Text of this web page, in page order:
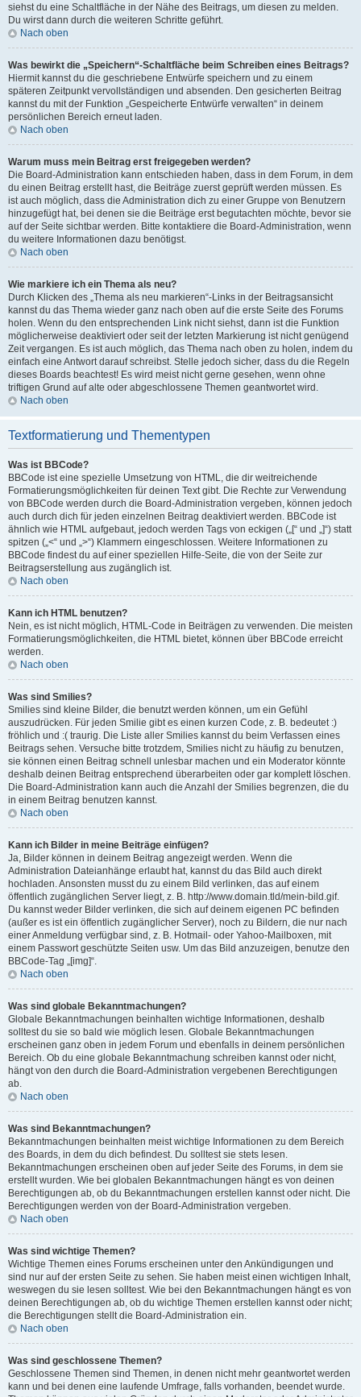
siehst du eine Schaltfläche in der Nähe des Beitrags, um diesen zu melden.
Du wirst dann durch die weiteren Schritte geführt.
Nach oben
Was bewirkt die „Speichern“-Schaltfläche beim Schreiben eines Beitrags?
Hiermit kannst du die geschriebene Entwürfe speichern und zu einem
späteren Zeitpunkt vervollständigen und absenden. Den gesicherten Beitrag
kannst du mit der Funktion „Gespeicherte Entwürfe verwalten“ in deinem
persönlichen Bereich erneut laden.
Nach oben
Warum muss mein Beitrag erst freigegeben werden?
Die Board-Administration kann entschieden haben, dass in dem Forum, in dem
du einen Beitrag erstellt hast, die Beiträge zuerst geprüft werden müssen. Es
ist auch möglich, dass die Administration dich zu einer Gruppe von Benutzern
hinzugefügt hat, bei denen sie die Beiträge erst begutachten möchte, bevor sie
auf der Seite sichtbar werden. Bitte kontaktiere die Board-Administration, wenn
du weitere Informationen dazu benötigst.
Nach oben
Wie markiere ich ein Thema als neu?
Durch Klicken des „Thema als neu markieren“-Links in der Beitragsansicht
kannst du das Thema wieder ganz nach oben auf die erste Seite des Forums
holen. Wenn du den entsprechenden Link nicht siehst, dann ist die Funktion
möglicherweise deaktiviert oder seit der letzten Markierung ist nicht genügend
Zeit vergangen. Es ist auch möglich, das Thema nach oben zu holen, indem du
einfach eine Antwort darauf schreibst. Stelle jedoch sicher, dass du die Regeln
dieses Boards beachtest! Es wird meist nicht gerne gesehen, wenn ohne
triftigen Grund auf alte oder abgeschlossene Themen geantwortet wird.
Nach oben
Textformatierung und Thementypen
Was ist BBCode?
BBCode ist eine spezielle Umsetzung von HTML, die dir weitreichende
Formatierungsmöglichkeiten für deinen Text gibt. Die Rechte zur Verwendung
von BBCode werden durch die Board-Administration vergeben, können jedoch
auch durch dich für jeden einzelnen Beitrag deaktiviert werden. BBCode ist
ähnlich wie HTML aufgebaut, jedoch werden Tags von eckigen („[“ und „]“) statt
spitzen („<“ und „>“) Klammern eingeschlossen. Weitere Informationen zu
BBCode findest du auf einer speziellen Hilfe-Seite, die von der Seite zur
Beitragserstellung aus zugänglich ist.
Nach oben
Kann ich HTML benutzen?
Nein, es ist nicht möglich, HTML-Code in Beiträgen zu verwenden. Die meisten
Formatierungsmöglichkeiten, die HTML bietet, können über BBCode erreicht
werden.
Nach oben
Was sind Smilies?
Smilies sind kleine Bilder, die benutzt werden können, um ein Gefühl
auszudrücken. Für jeden Smilie gibt es einen kurzen Code, z. B. bedeutet :)
fröhlich und :( traurig. Die Liste aller Smilies kannst du beim Verfassen eines
Beitrags sehen. Versuche bitte trotzdem, Smilies nicht zu häufig zu benutzen,
sie können einen Beitrag schnell unlesbar machen und ein Moderator könnte
deshalb deinen Beitrag entsprechend überarbeiten oder gar komplett löschen.
Die Board-Administration kann auch die Anzahl der Smilies begrenzen, die du
in einem Beitrag benutzen kannst.
Nach oben
Kann ich Bilder in meine Beiträge einfügen?
Ja, Bilder können in deinem Beitrag angezeigt werden. Wenn die
Administration Dateianhänge erlaubt hat, kannst du das Bild auch direkt
hochladen. Ansonsten musst du zu einem Bild verlinken, das auf einem
öffentlich zugänglichen Server liegt, z. B. http://www.domain.tld/mein-bild.gif.
Du kannst weder Bilder verlinken, die sich auf deinem eigenen PC befinden
(außer es ist ein öffentlich zugänglicher Server), noch zu Bildern, die nur nach
einer Anmeldung verfügbar sind, z. B. Hotmail- oder Yahoo-Mailboxen, mit
einem Passwort geschützte Seiten usw. Um das Bild anzuzeigen, benutze den
BBCode-Tag „[img]“.
Nach oben
Was sind globale Bekanntmachungen?
Globale Bekanntmachungen beinhalten wichtige Informationen, deshalb
solltest du sie so bald wie möglich lesen. Globale Bekanntmachungen
erscheinen ganz oben in jedem Forum und ebenfalls in deinem persönlichen
Bereich. Ob du eine globale Bekanntmachung schreiben kannst oder nicht,
hängt von den durch die Board-Administration vergebenen Berechtigungen
ab.
Nach oben
Was sind Bekanntmachungen?
Bekanntmachungen beinhalten meist wichtige Informationen zu dem Bereich
des Boards, in dem du dich befindest. Du solltest sie stets lesen.
Bekanntmachungen erscheinen oben auf jeder Seite des Forums, in dem sie
erstellt wurden. Wie bei globalen Bekanntmachungen hängt es von deinen
Berechtigungen ab, ob du Bekanntmachungen erstellen kannst oder nicht. Die
Berechtigungen werden von der Board-Administration vergeben.
Nach oben
Was sind wichtige Themen?
Wichtige Themen eines Forums erscheinen unter den Ankündigungen und
sind nur auf der ersten Seite zu sehen. Sie haben meist einen wichtigen Inhalt,
weswegen du sie lesen solltest. Wie bei den Bekanntmachungen hängt es von
deinen Berechtigungen ab, ob du wichtige Themen erstellen kannst oder nicht;
die Berechtigungen stellt die Board-Administration ein.
Nach oben
Was sind geschlossene Themen?
Geschlossene Themen sind Themen, in denen nicht mehr geantwortet werden
kann und bei denen eine laufende Umfrage, falls vorhanden, beendet wurde.